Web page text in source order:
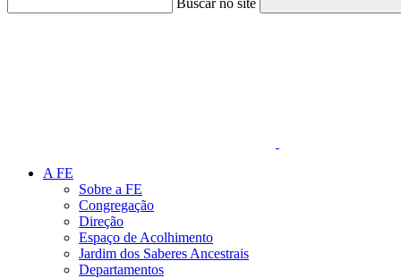
Buscar no site
A FE
Sobre a FE
Congregação
Direção
Espaço de Acolhimento
Jardim dos Saberes Ancestrais
Departamentos